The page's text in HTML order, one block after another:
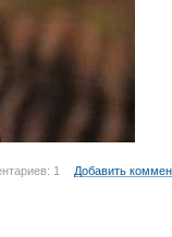
1 Добавить